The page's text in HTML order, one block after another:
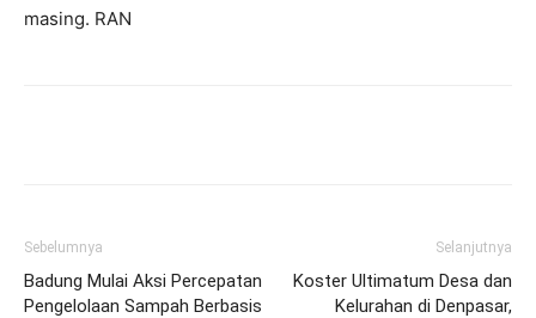
masing. RAN
Sebelumnya
Badung Mulai Aksi Percepatan
Pengelolaan Sampah Berbasis
Selanjutnya
Koster Ultimatum Desa dan
Kelurahan di Denpasar,